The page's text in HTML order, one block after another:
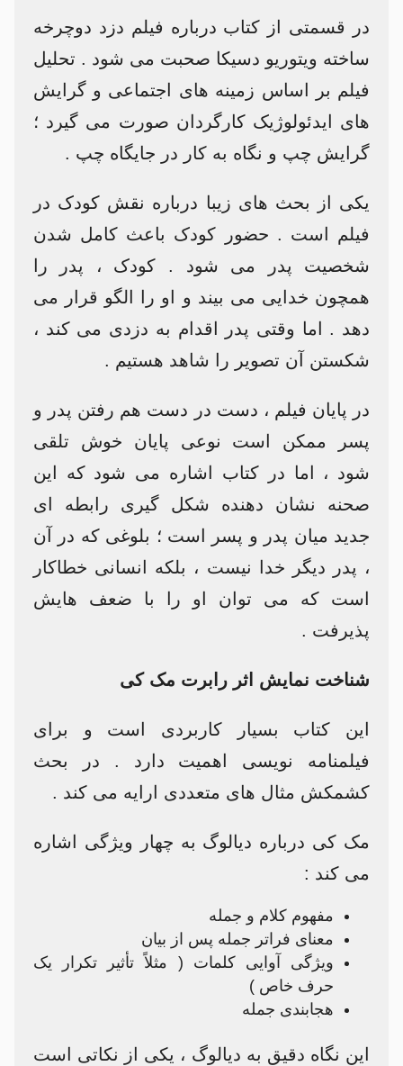
در قسمتی از کتاب درباره فیلم دزد دوچرخه
ساخته ویتوریو دسیکا صحبت می شود . تحلیل
فیلم بر اساس زمینه های اجتماعی و گرایش
های ایدئولوژیک کارگردان صورت می گیرد ؛
گرایش چپ و نگاه به کار در جایگاه چپ .
یکی از بحث های زیبا درباره نقش کودک در
فیلم است . حضور کودک باعث کامل شدن
شخصیت پدر می شود . کودک ، پدر را
همچون خدایی می بیند و او را الگو قرار می
دهد . اما وقتی پدر اقدام به دزدی می کند ،
شکستن آن تصویر را شاهد هستیم .
در پایان فیلم ، دست در دست هم رفتن پدر و
پسر ممکن است نوعی پایان خوش تلقی
شود ، اما در کتاب اشاره می شود که این
صحنه نشان دهنده شکل گیری رابطه ای
جدید میان پدر و پسر است ؛ بلوغی که در آن
، پدر دیگر خدا نیست ، بلکه انسانی خطاکار
است که می توان او را با ضعف هایش
پذیرفت .
شناخت نمایش اثر رابرت مک کی
این کتاب بسیار کاربردی است و برای
فیلمنامه نویسی اهمیت دارد . در بحث
کشمکش مثال های متعددی ارایه می کند .
مک کی درباره دیالوگ به چهار ویژگی اشاره
می کند :
مفهوم کلام و جمله
معنای فراتر جمله پس از بیان
ویژگی آوایی کلمات ( مثلاً تأثیر تکرار یک
حرف خاص )
هجابندی جمله
این نگاه دقیق به دیالوگ ، یکی از نکاتی است